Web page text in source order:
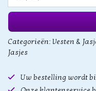
Categorieën: Vesten &
Jasjes
Uw bestelling wordt